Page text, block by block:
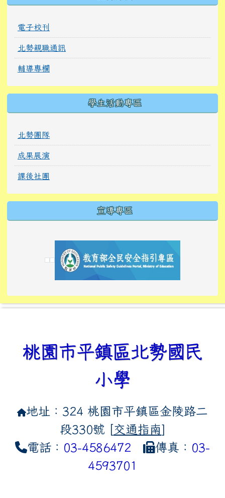
電子校刊
北勢親職通訊
輔導專欄
學生活動專區
北勢團隊
成果展演
課後社團
宣導專區
link to https://
link to https://10000.gov.tw/
link to https://
link to https://10000.gov.tw/
link to https://
link to https://
link to https://i.win.org.tw/
link to https://
link to https://
link to https://
link to https://
桃園市平鎮區北勢國民
小學
地址：324 桃園市平鎮區金陵路二
段330號 [交通指南]
電話： 03-4586472 傳真： 03-
4593701